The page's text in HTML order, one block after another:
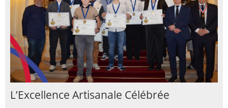
L’Excellence Artisanale Célébrée